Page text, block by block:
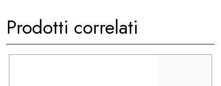
Prodotti correlati